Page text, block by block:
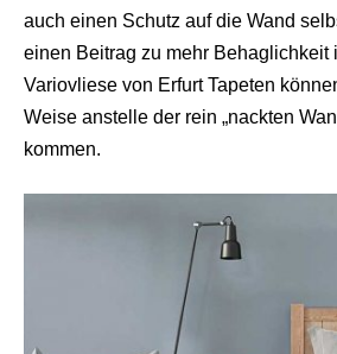
auch einen Schutz auf die Wand
einen Beitrag zu mehr Behaglichkeit
Variovliese von Erfurt Tapeten
Weise anstelle der rein „nackten
kommen.